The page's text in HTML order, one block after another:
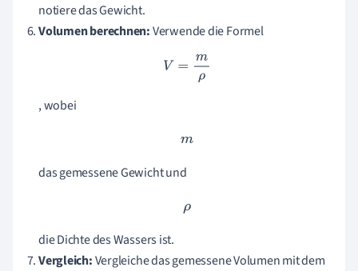
notiere das Gewicht.
Volumen berechnen:Verwende die Formel
V=mρ
, wobei
m
das gemessene Gewicht und
ρ
die Dichte des Wassers ist.
Vergleich:Vergleiche das gemessene Volumen mit dem